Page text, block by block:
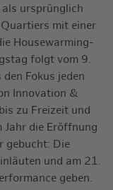
ursprünglich
mit einer
Housewarming-
folgt vom 9.
Fokus jeden
Innovation &
zu Freizeit und
Jahr die Eröffnung
gebucht: Die
und am 21.
geben.